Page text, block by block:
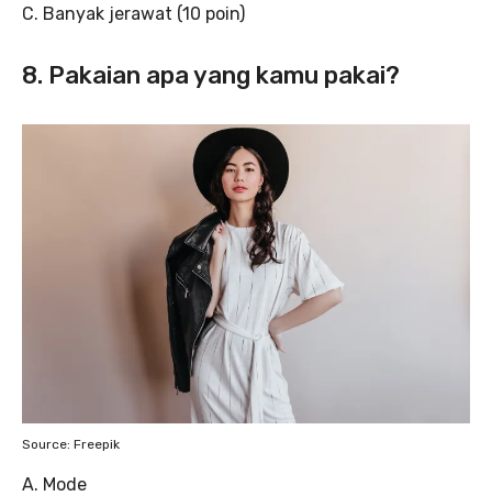
C. Banyak jerawat (10 poin)
8. Pakaian apa yang kamu pakai?
Source: Freepik
A. Mode